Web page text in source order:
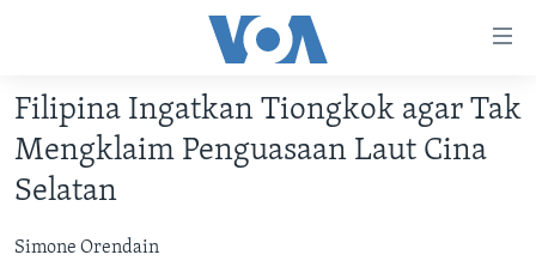
Akses
Lanjut
ke
Konten
Lanjut
BERANDA
DUNIA
POLYGRAPH
Filipina Ingatkan Tiongkok agar Tak
Mengklaim Penguasaan Laut Cina
Selatan
Simone Orendain